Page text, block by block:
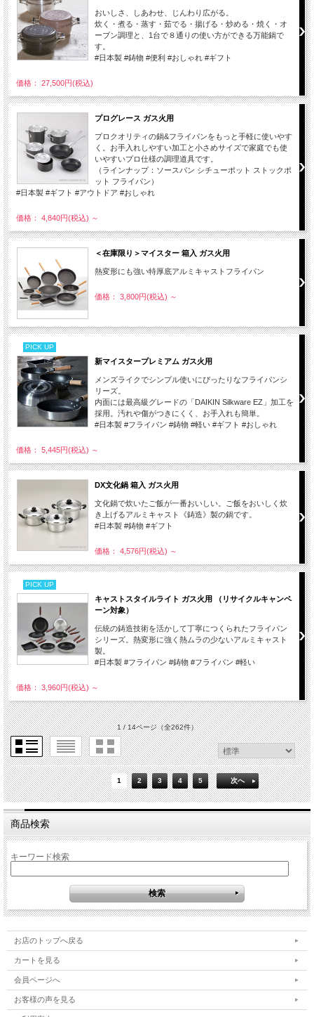
おいしさ、しあわせ、じんわり広がる。
炊く・煮る・蒸す・茹でる・揚げる・炒める・焼く・オ
ーブン調理と、1台で８通りの使い方ができる万能鍋で
す。
#日本製 #鋳物 #便利 #おしゃれ #ギフト
価格： 27,500円(税込)
プログレース ガス火用
プロクオリティの鍋&フライパンをもっと手軽に使いやす
く。お手入れしやすい加工と小さめサイズで家庭でも使
いやすいプロ仕様の調理道具です。
（ラインナップ：ソースパン シチューポット ストックポ
ット フライパン）
#日本製 #ギフト #アウトドア #おしゃれ
価格： 4,840円(税込) ～
＜在庫限り＞マイスター 箱入 ガス火用
熱変形にも強い特厚底アルミキャストフライパン
価格： 3,800円(税込) ～
PICK UP
新マイスタープレミアム ガス火用
メンズライクでシンプル使いにぴったりなフライパンシ
リーズ。
内面には最高級グレードの「DAIKIN Silkware EZ」加工を
採用。汚れや傷がつきにくく、お手入れも簡単。
#日本製 #フライパン #鋳物 #軽い #ギフト #おしゃれ
価格： 5,445円(税込) ～
DX文化鍋 箱入 ガス火用
文化鍋で炊いたご飯が一番おいしい。ご飯をおいしく炊
き上げるアルミキャスト《鋳造》製の鍋です。
#日本製 #鋳物 #ギフト
価格： 4,576円(税込) ～
PICK UP
キャストスタイルライト ガス火用 （リサイクルキャンペ
ーン対象）
伝統の鋳造技術を活かして丁寧につくられたフライパン
シリーズ。熱変形に強く熱ムラの少ないアルミキャスト
製。
#日本製 #フライパン #鋳物 #フライパン #軽い
価格： 3,960円(税込) ～
1 / 14ページ（全262件）
1 2 3 4 5 次へ
商品検索
キーワード検索
お店のトップへ戻る
カートを見る
会員ページへ
お客様の声を見る